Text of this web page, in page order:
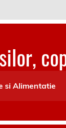
si Alimentatie